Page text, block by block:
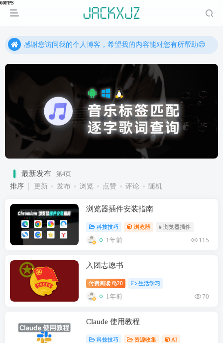
感谢您访问我的个人博客，希望我的内容能对您有所帮助😊
感谢您访问我的个人博客，希望我的内容能对您有所帮助😊
最新发布 第4页
排序 更新 发布 浏览 点赞 评论 随机
浏览器插件安装指南
科技技巧 浏览器 # 浏览器插件
1年前 115
入团志愿书
付费阅读 20 生活学习
1年前 70
Claude 使用教程
科技技巧 资源收集 AI